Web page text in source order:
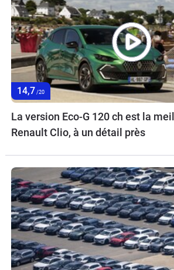
14,7 /20
La version Eco-G 120 ch est la
Renault Clio, à un détail près